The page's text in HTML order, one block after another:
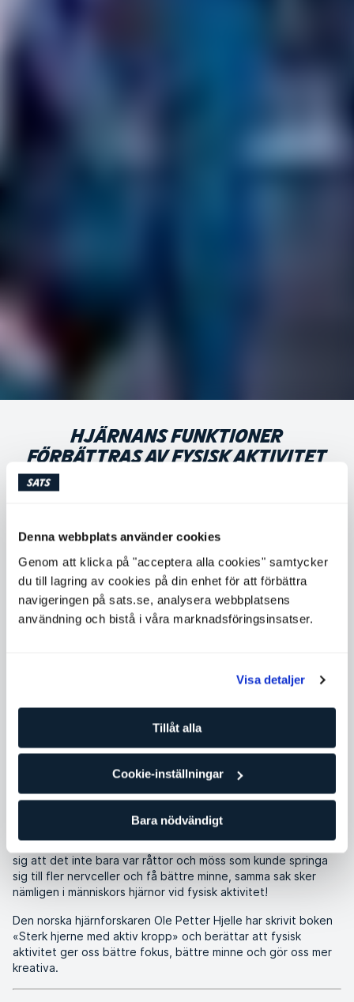
Denna webbplats använder cookies
Genom att klicka på "acceptera alla cookies" samtycker
du till lagring av cookies på din enhet för att förbättra
navigeringen på sats.se, analysera webbplatsens
användning och bistå i våra marknadsföringsinsatser.
Visa detaljer
Tillåt alla
Cookie-inställningar
Bara nödvändigt
HJÄRNANS FUNKTIONER
FÖRBÄTTRAS AV FYSISK AKTIVITET
hjärnan påverkas av fysisk aktivitet – redan efter ett
par minuter.
SATS
Hjärnan är det ett av dina organ som påverkas mest av
fysisk aktivitet
För trettio år sedan var hjärnforskare säkra på att nervceller i
hjärnan inte kunde bildas på nytt. Men i slutet av 1990-
talet upptäckte forskare i USA att när råttor och möss fick
springa fritt i sina burar, växte den delen av hjärnan som
utgör minnescentrat (hippocampus). Tio år senare visade det
sig att det inte bara var råttor och möss som kunde springa
sig till fler nervceller och få bättre minne, samma sak sker
nämligen i människors hjärnor vid fysisk aktivitet!
Den norska hjärnforskaren Ole Petter Hjelle har skrivit boken
«Sterk hjerne med aktiv kropp» och berättar att fysisk
aktivitet ger oss bättre fokus, bättre minne och gör oss mer
kreativa.